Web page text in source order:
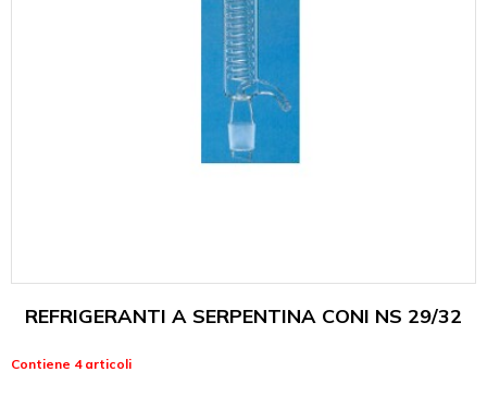
REFRIGERANTI A SERPENTINA CONI NS 29/32
Contiene 4 articoli